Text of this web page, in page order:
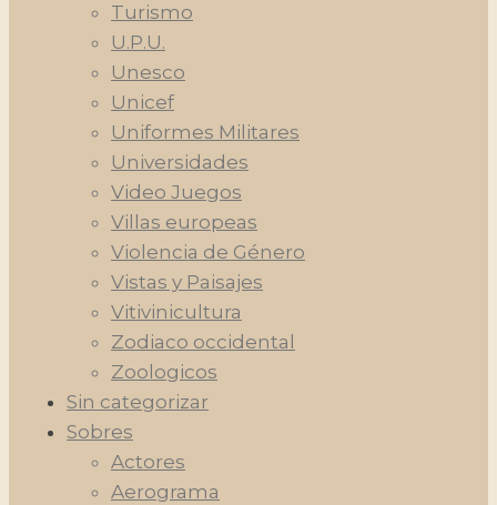
Turismo
U.P.U.
Unesco
Unicef
Uniformes Militares
Universidades
Video Juegos
Villas europeas
Violencia de Género
Vistas y Paisajes
Vitivinicultura
Zodiaco occidental
Zoologicos
Sin categorizar
Sobres
Actores
Aerograma